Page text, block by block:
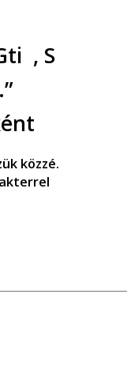
, S
közzé.